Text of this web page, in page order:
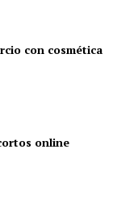
con cosmética
online